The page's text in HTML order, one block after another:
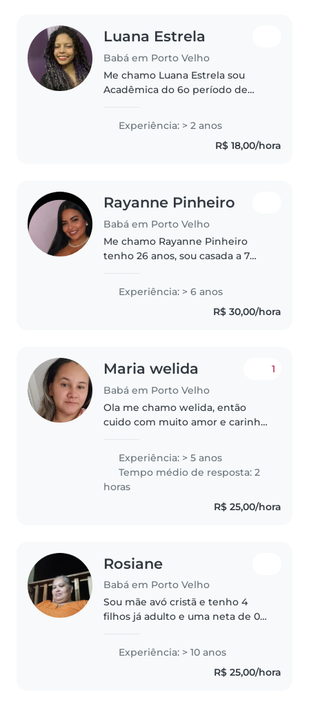
Luana Estrela
Babá em Porto Velho
Me chamo Luana Estrela sou
Acadêmica do 6o período de
atuo como Assistente
Terapêutica e possuo vasta
experiência com crianças
Experiência: > 2 anos
R$ 18,00/hora
Rayanne Pinheiro
Babá em Porto Velho
Me chamo Rayanne Pinheiro
tenho 26 anos, sou casada a 7
idades de 10 anos e 9 anos Tenho
minha condução sou carinhosa
prestativa extrovertida , rígida..
Experiência: > 6 anos
R$ 30,00/hora
Maria welida
Babá em Porto Velho
1
Ola me chamo welida, então
cuido com muito amor e carinho,
escolar. Ajudo no que for preciso
estou a disposição para ajudar...
Experiência: > 5 anos
Tempo médio de resposta: 2
horas
R$ 25,00/hora
Rosiane
Babá em Porto Velho
Sou mãe avó cristã e tenho 4
filhos já adulto e uma neta de 05
mãe de minha neta morar em
outro Estado amo crianças
sempre trabalhei de doméstica
Experiência: > 10 anos
R$ 25,00/hora